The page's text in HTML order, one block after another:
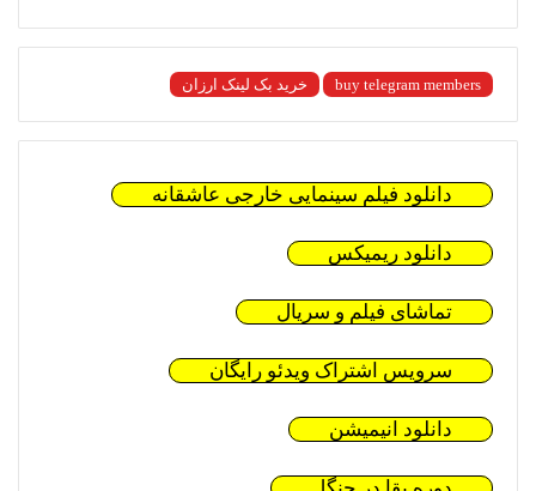
buy telegram members خرید بک لینک ارزان
دانلود فیلم سینمایی خارجی عاشقانه
دانلود ریمیکس
تماشای فیلم و سریال
سرویس اشتراک ویدئو رایگان
دانلود انیمیشن